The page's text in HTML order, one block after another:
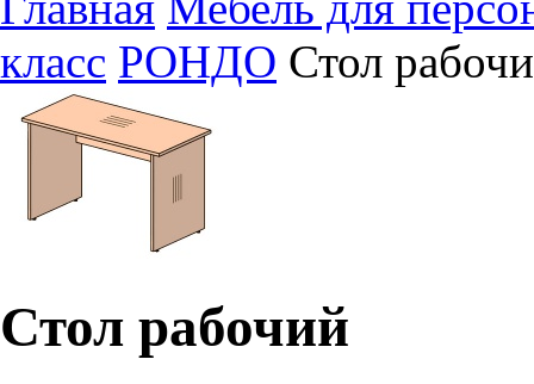
класс РОНДО Стол
Стол рабочий